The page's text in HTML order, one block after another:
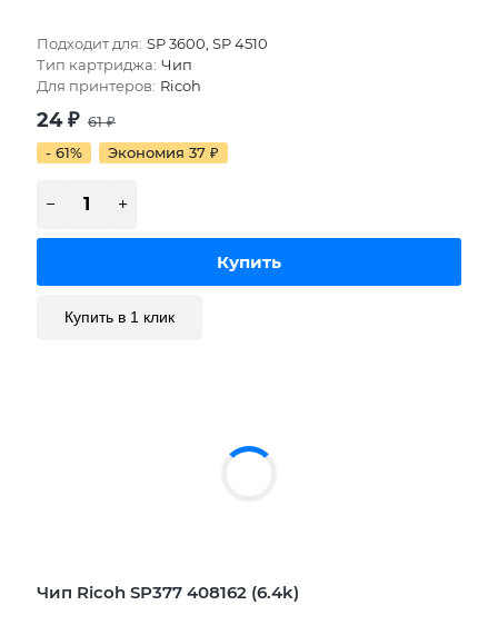
Подходит для: SP 3600, SP 4510
Тип картриджа: Чип
Для принтеров: Ricoh
24₽ 61₽
- 61%
Экономия 37 ₽
Купить в 1 клик
Чип Ricoh SP377 408162 (6.4k)